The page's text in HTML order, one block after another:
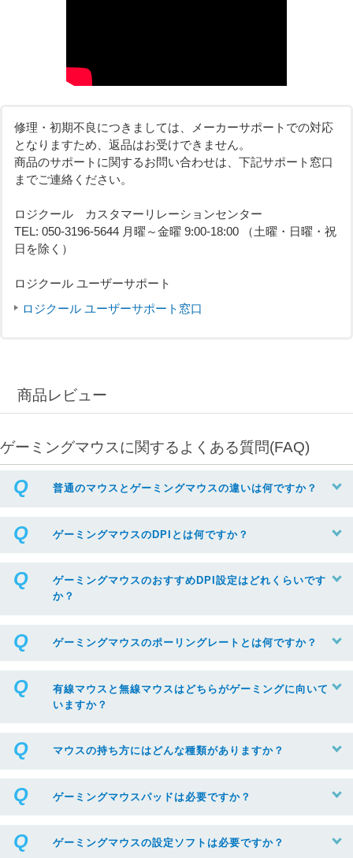
修理・初期不良につきましては、メーカーサポートでの対応
となりますため、返品はお受けできません。
商品のサポートに関するお問い合わせは、下記サポート窓口
までご連絡ください。
ロジクール カスタマーリレーションセンター
TEL: 050-3196-5644 月曜～金曜 9:00-18:00 （土曜・日曜・祝
日を除く）
ロジクール ユーザーサポート
ロジクール ユーザーサポート窓口
商品レビュー
ゲーミングマウスに関するよくある質問(FAQ)
普通のマウスとゲーミングマウスの違いは何ですか？
ゲーミングマウスのDPIとは何ですか？
ゲーミングマウスのおすすめDPI設定はどれくらいです
か？
ゲーミングマウスのポーリングレートとは何ですか？
有線マウスと無線マウスはどちらがゲーミングに向いて
いますか？
マウスの持ち方にはどんな種類がありますか？
ゲーミングマウスパッドは必要ですか？
ゲーミングマウスの設定ソフトは必要ですか？